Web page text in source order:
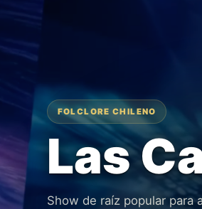
FOLCLORE CHILENO
Las
Show de raíz popular para